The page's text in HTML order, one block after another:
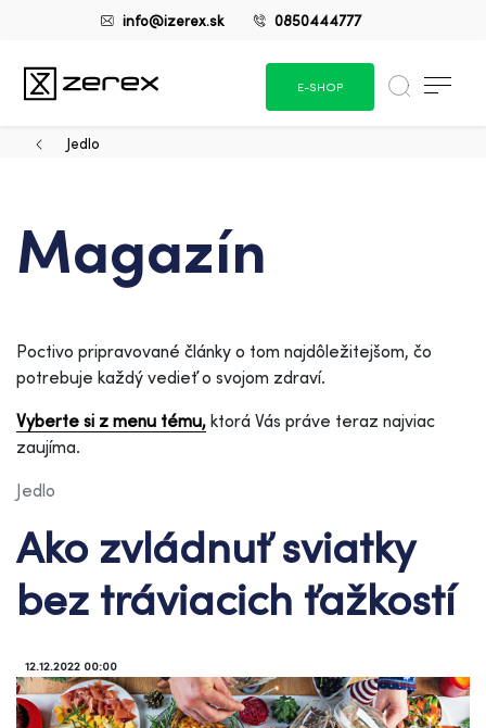
info@izerex.sk 0850444777
E-SHOP
Jedlo
Magazín
Poctivo pripravované články o tom najdôležitejšom, čo
potrebuje každý vedieť o svojom zdraví.
Vyberte si z menu tému, ktorá Vás práve teraz najviac
zaujíma.
Jedlo
Ako zvládnuť sviatky
bez tráviacich ťažkostí
12.12.2022 00:00